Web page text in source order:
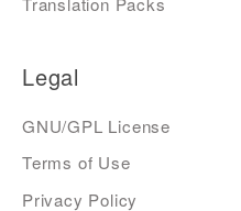
Legal
GNU/GPL License
Terms of Use
Privacy Policy